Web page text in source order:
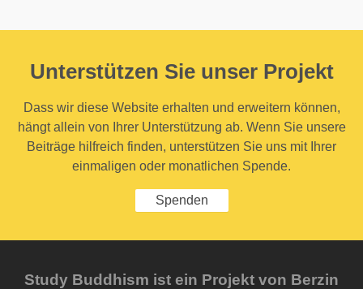
Unterstützen Sie unser Projekt
Dass wir diese Website erhalten und erweitern können,
hängt allein von Ihrer Unterstützung ab. Wenn Sie unsere
Beiträge hilfreich finden, unterstützen Sie uns mit Ihrer
einmaligen oder monatlichen Spende.
Spenden
Study Buddhism ist ein Projekt von Berzin